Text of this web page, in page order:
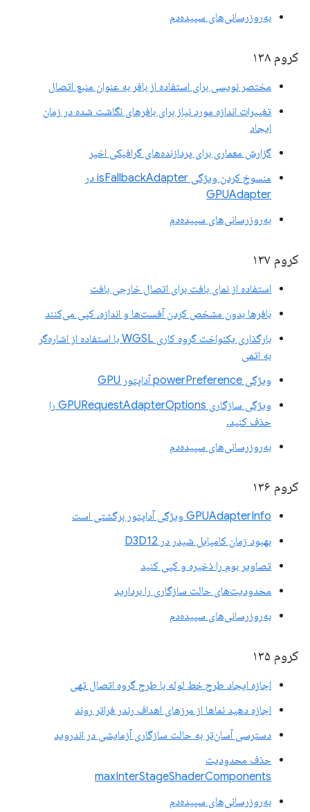
به‌روزرسانی‌های سپیده‌دم
کروم ۱۳۸
مختصر نویسی برای استفاده از بافر به عنوان منبع اتصال
تغییرات اندازه مورد نیاز برای بافرهای نگاشت شده در زمان
ایجاد
گزارش معماری برای پردازنده‌های گرافیکی اخیر
منسوخ کردن ویژگی isFallbackAdapter در
GPUAdapter
به‌روزرسانی‌های سپیده‌دم
کروم ۱۳۷
استفاده از نمای بافت برای اتصال خارجی بافت
بافرها بدون مشخص کردن آفست‌ها و اندازه، کپی می‌کنند
بارگذاری یکنواخت گروه کاری WGSL با استفاده از اشاره‌گر
به اتمی
ویژگی powerPreference آداپتور GPU
ویژگی سازگاری GPURequestAdapterOptions را
حذف کنید.
به‌روزرسانی‌های سپیده‌دم
کروم ۱۳۶
GPUAdapterInfo ویژگی آداپتور برگشتی است
بهبود زمان کامپایل شیدر در D3D12
تصاویر بوم را ذخیره و کپی کنید
محدودیت‌های حالت سازگاری را بردارید
به‌روزرسانی‌های سپیده‌دم
کروم ۱۳۵
اجازه ایجاد طرح خط لوله با طرح گروه اتصال تهی
اجازه دهید نماها از مرزهای اهداف رندر فراتر روند
دسترسی آسان‌تر به حالت سازگاری آزمایشی در اندروید
حذف محدودیت
maxInterStageShaderComponents
به‌روزرسانی‌های سپیده‌دم